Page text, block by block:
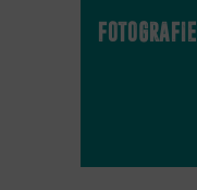
fotografie